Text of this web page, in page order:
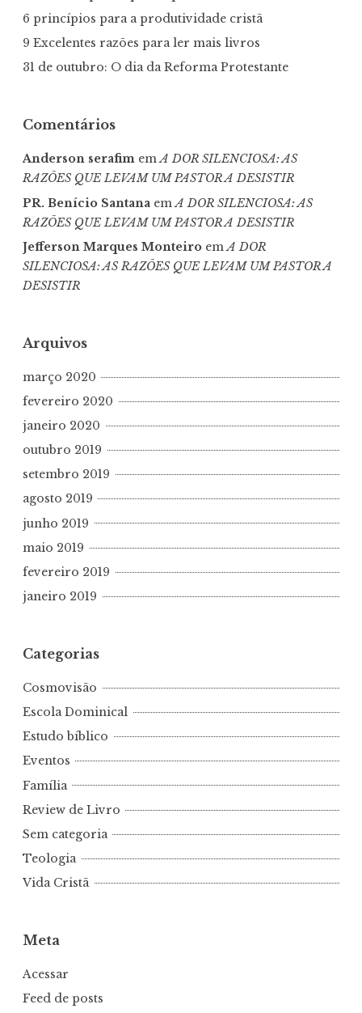
6 princípios para a produtividade cristã
9 Excelentes razões para ler mais livros
31 de outubro: O dia da Reforma Protestante
Comentários
Anderson serafim emA DOR SILENCIOSA: AS
RAZÕES QUE LEVAM UM PASTOR A DESISTIR
PR. Benício Santana em A DOR SILENCIOSA: AS
RAZÕES QUE LEVAM UM PASTOR A DESISTIR
Jefferson Marques Monteiro emA DOR
SILENCIOSA: AS RAZÕES QUE LEVAM UM PASTOR A
DESISTIR
Arquivos
março 2020
fevereiro 2020
janeiro 2020
outubro 2019
setembro 2019
agosto 2019
junho 2019
maio 2019
fevereiro 2019
janeiro 2019
Categorias
Cosmovisão
Escola Dominical
Estudo bíblico
Eventos
Família
Review de Livro
Sem categoria
Teologia
Vida Cristã
Meta
Acessar
Feed de posts